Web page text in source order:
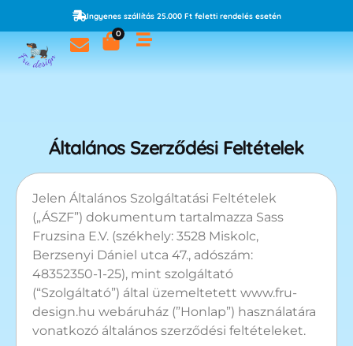
Ingyenes szállítás 25.000 Ft feletti rendelés esetén
0
Általános Szerződési Feltételek
Jelen Általános Szolgáltatási Feltételek
(„ÁSZF”) dokumentum tartalmazza Sass
Fruzsina E.V. (székhely: 3528 Miskolc,
Berzsenyi Dániel utca 47., adószám:
48352350-1-25), mint szolgáltató
(“Szolgáltató”) által üzemeltetett www.fru-
design.hu webáruház (”Honlap”) használatára
vonatkozó általános szerződési feltételeket.